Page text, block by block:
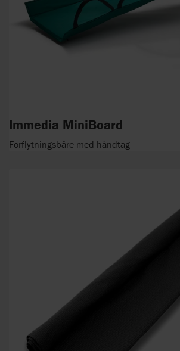
Immedia MiniBoard
Forflytningsbåre med håndtag